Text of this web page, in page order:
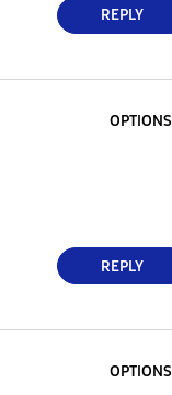
REPLY
OPTIONS
REPLY
OPTIONS